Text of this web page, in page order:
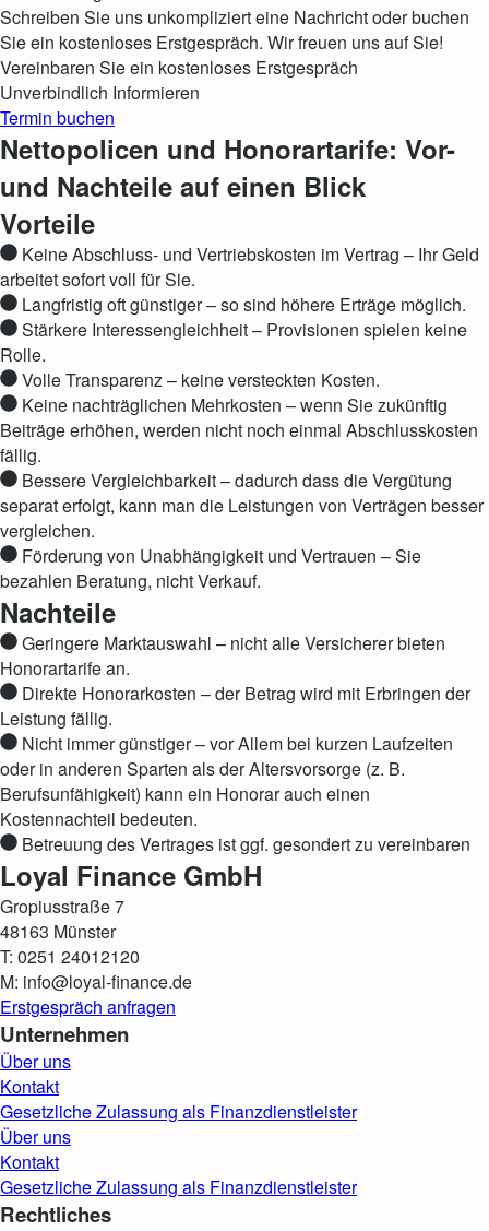
Schreiben Sie uns unkompliziert eine Nachricht oder buchen
Sie ein kostenloses Erstgespräch. Wir freuen uns auf Sie!
Vereinbaren Sie ein kostenloses Erstgespräch
Unverbindlich Informieren
Termin buchen
Nettopolicen und Honorartarife: Vor-
und Nachteile auf einen Blick
Vorteile
Keine Abschluss- und Vertriebskosten im Vertrag – Ihr Geld
arbeitet sofort voll für Sie.
Langfristig oft günstiger – so sind höhere Erträge möglich.
Stärkere Interessengleichheit – Provisionen spielen keine
Rolle.
Volle Transparenz – keine versteckten Kosten.
Keine nachträglichen Mehrkosten – wenn Sie zukünftig
Beiträge erhöhen, werden nicht noch einmal Abschlusskosten
fällig.
Bessere Vergleichbarkeit – dadurch dass die Vergütung
separat erfolgt, kann man die Leistungen von Verträgen besser
vergleichen.
Förderung von Unabhängigkeit und Vertrauen – Sie
bezahlen Beratung, nicht Verkauf.
Nachteile
Geringere Marktauswahl – nicht alle Versicherer bieten
Honorartarife an.
Direkte Honorarkosten – der Betrag wird mit Erbringen der
Leistung fällig.
Nicht immer günstiger – vor Allem bei kurzen Laufzeiten
oder in anderen Sparten als der Altersvorsorge (z. B.
Berufsunfähigkeit) kann ein Honorar auch einen
Kostennachteil bedeuten.
Betreuung des Vertrages ist ggf. gesondert zu vereinbaren
Loyal Finance GmbH
Gropiusstraße 7
48163 Münster
T: 0251 24012120
M: info@loyal-finance.de
Erstgespräch anfragen
Unternehmen
Über uns
Kontakt
Gesetzliche Zulassung als Finanzdienstleister
Über uns
Kontakt
Gesetzliche Zulassung als Finanzdienstleister
Rechtliches